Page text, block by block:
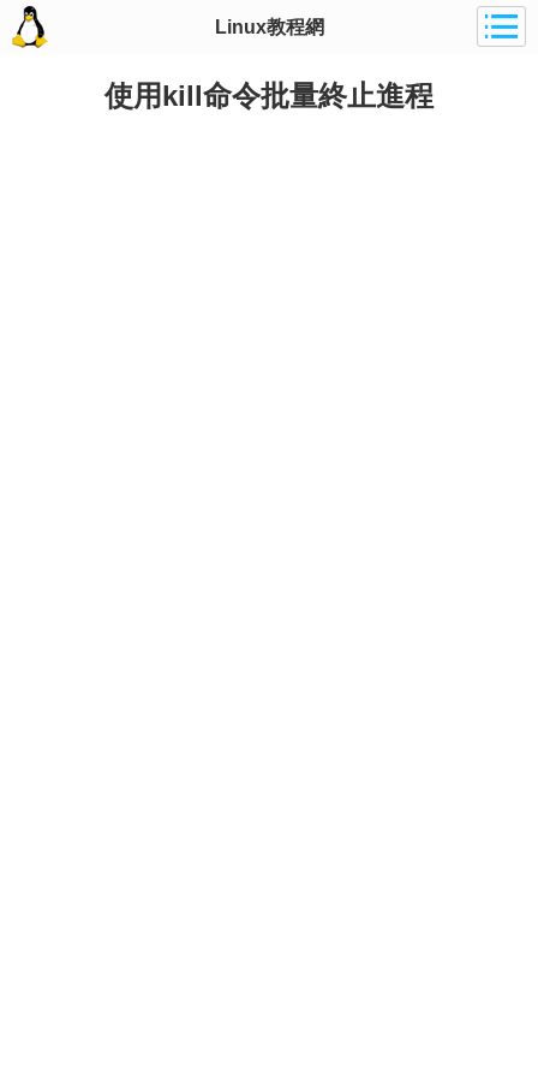
Linux教程網
使用kill命令批量終止進程